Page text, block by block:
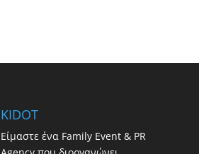
KIDOT
Είμαστε ένα Family Event & PR